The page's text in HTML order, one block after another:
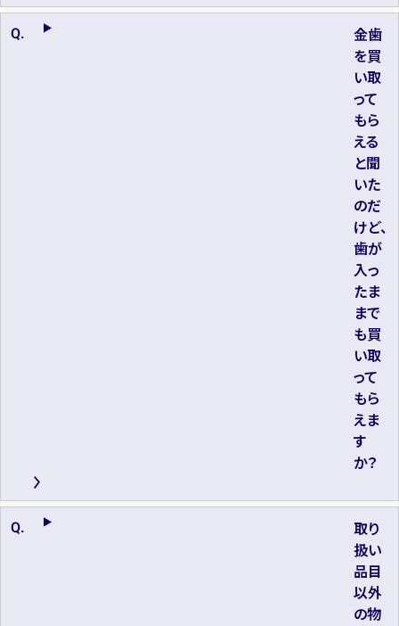
金歯
を買
い取
って
もら
える
と聞
いた
のだ
けど、
歯が
入っ
たま
まで
も買
い取
って
もら
えま
す
か？
取り
扱い
品目
以外
の物